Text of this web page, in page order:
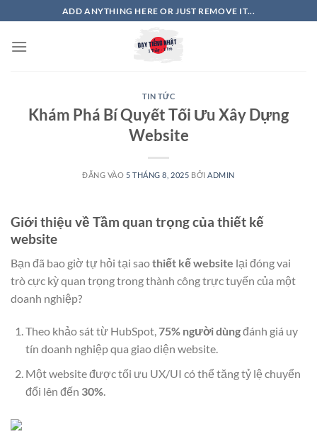
qua
nội
ADD ANYTHING HERE OR JUST REMOVE IT...
TIN TỨC
Khám Phá Bí Quyết Tối Ưu Xây Dựng
Website
ĐĂNG VÀO 5 THÁNG 8, 2025 BỞI ADMIN
Giới thiệu về Tầm quan trọng của thiết kế
website
Bạn đã bao giờ tự hỏi tại saothiết kế website lại đóng vai
trò cực kỳ quan trọng trong thành công trực tuyến của một
doanh nghiệp?
Theo khảo sát từ HubSpot,75% người dùngđánh giá uy
tín doanh nghiệp qua giao diện website.
Một website được tối ưu UX/UI có thể tăng tỷ lệ chuyển
đổi lên đến 30%.